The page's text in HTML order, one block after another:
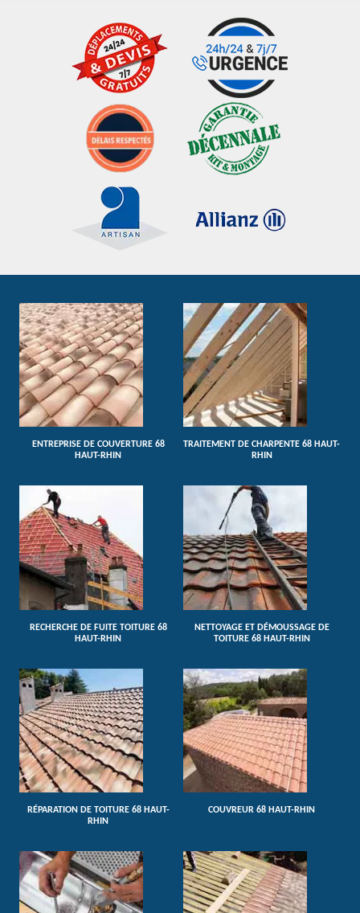
ENTREPRISE DE COUVERTURE 68
HAUT-RHIN
TRAITEMENT DE CHARPENTE 68 HAUT-
RHIN
RECHERCHE DE FUITE TOITURE 68
HAUT-RHIN
NETTOYAGE ET DÉMOUSSAGE DE
TOITURE 68 HAUT-RHIN
RÉPARATION DE TOITURE 68 HAUT-
RHIN
COUVREUR 68 HAUT-RHIN